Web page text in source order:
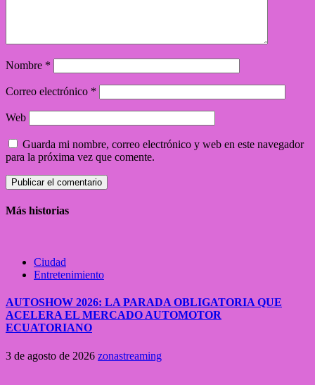
Nombre *
Correo electrónico *
Web
Guarda mi nombre, correo electrónico y web en este navegador
para la próxima vez que comente.
Alternative:
Más historias
Ciudad
Entretenimiento
AUTOSHOW 2026: LA PARADA OBLIGATORIA QUE
ACELERA EL MERCADO AUTOMOTOR
ECUATORIANO
3 de agosto de 2026 zonastreaming